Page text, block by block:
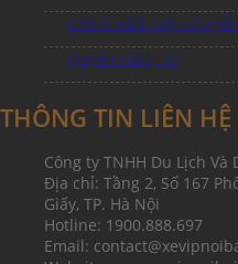
Chính sách vận chuyển
Quyền riêng tư
THÔNG TIN LIÊN HỆ
Công ty TNHH Du Lịch Và
Địa chỉ: Tầng 2, Số 167
Giấy, TP. Hà Nội
Hotline: 1900.888.697
Email: